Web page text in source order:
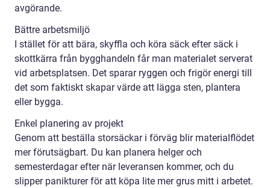
avgörande.
Bättre arbetsmiljö
I stället för att bära, skyffla och köra säck efter säck i
skottkärra från bygghandeln får man materialet serverat
vid arbetsplatsen. Det sparar ryggen och frigör energi till
det som faktiskt skapar värde att lägga sten, plantera
eller bygga.
Enkel planering av projekt
Genom att beställa storsäckar i förväg blir materialflödet
mer förutsägbart. Du kan planera helger och
semesterdagar efter när leveransen kommer, och du
slipper panikturer för att köpa lite mer grus mitt i arbetet.